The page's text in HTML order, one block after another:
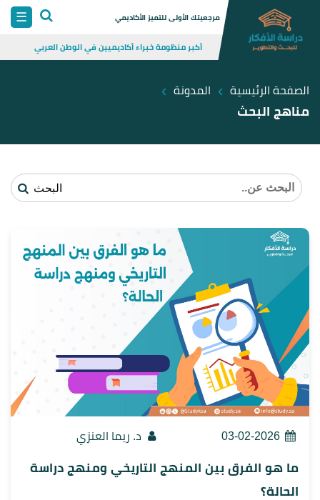
Skip
☰ مرجعيتك الأولى للتميز الأكاديمي
أكبر منظومة خبراء أكاديميين في الوطن العربي
الصفحة الرئيسية › المدونة ›
مناهج البحث
البحث
03-02-2026 د. ريما العنزي
ما هو الفرق بين المنهج التاريخي ومنهج دراسة
الحالة؟